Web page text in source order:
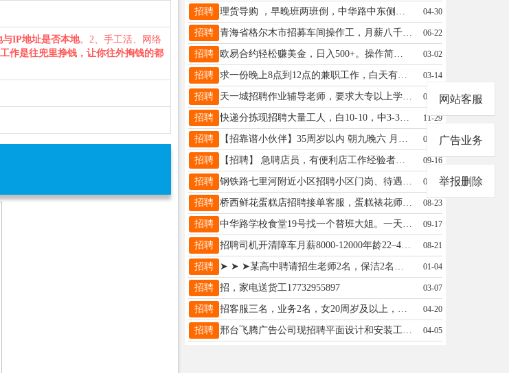
IP地址是否本地。2、手工活、网络
作是往兜里挣钱，让你往外掏钱的都
招聘 理货导购 ，早晚班两班倒，中华路中东侧​品诺有文具生活馆，工资3000－5000，电话15532986441 04-30
招聘 青海省格尔木市招募车间操作工，月薪八千，厂里都是邢台老乡，要能吃苦耐劳。详情咨询：18531785566 06-22
招聘 欧易合约轻松赚美金，日入500+。操作简单有手机即可根据行情开单，跟上轻松赚合作分成。15833737890同V 03-02
招聘 求一份晚上8点到12点的兼职工作，白天有工作，有需要加17358102505 03-14
招聘 天一城招聘作业辅导老师，要求大专以上学历，工作认真踏实。工资3000+，一年后入五险。18831981292 09-13
招聘 快递分拣现招聘大量工人，白10-10，中3-3，夜8-8日结，不压工资，有意者可致电18617633314 11-29
招聘 【招靠谱小伙伴】35周岁以内 朝九晚六 月休6天+五险 薪资3.6-8k单量越多赚越多面联16603191691（同V 06-20
招聘 【招聘】 急聘店员，有便利店工作经验者优先.长白班，不耽误接送孩子。地址桥东，电话13831968226 09-16
招聘 钢铁路七里河附近小区招聘小区门岗、待遇优厚，工资稳定，详询15373191021 07-30
招聘 桥西鲜花蛋糕店招聘接单客服，蛋糕裱花师和学徒，(长期工)，年龄18-40岁，电话15512851596 08-23
招聘 中华路学校食堂19号找一个替班大姐。一天一百，管吃。加19303295001 09-17
招聘 招聘司机开清障车月薪8000-12000年龄22–48男5名，调度员年龄25-45男女不限15233196665 08-21
招聘 ➤ ➤ ➤某高中聘请招生老师2名，保洁2名，有经验优先，诚邀各区县机构合作招生， 电话19131323535 01-04
招聘 招，家电送货工17732955897 03-07
招聘 招客服三名，业务2名，女20周岁及以上，简单易上手，无责底薪2500＋提成月休四天，交五险15632971353董 04-20
招聘 邢台飞腾广告公司现招聘平面设计和安装工，有三五年以上的设计经验，工资待遇面谈18631909963 04-05
网站客服
广告业务
举报删除